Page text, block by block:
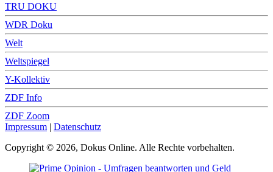
TRU DOKU
WDR Doku
Welt
Weltspiegel
Y-Kollektiv
ZDF Info
ZDF Zoom
Impressum | Datenschutz
Copyright © 2026, Dokus Online. Alle Rechte vorbehalten.